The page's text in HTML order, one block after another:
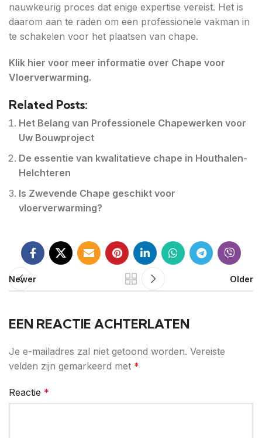
nauwkeurig proces dat enige expertise vereist. Het is
daarom aan te raden om een professionele vakman in
te schakelen voor het plaatsen van chape.
Klik hier voor meer informatie over Chape voor
Vloerverwarming.
Related Posts:
Het Belang van Professionele Chapewerken voor
Uw Bouwproject
De essentie van kwalitatieve chape in Houthalen-
Helchteren
Is Zwevende Chape geschikt voor
vloerverwarming?
Newer Older
EEN REACTIE ACHTERLATEN
Je e-mailadres zal niet getoond worden. Vereiste
velden zijn gemarkeerd met *
Reactie *